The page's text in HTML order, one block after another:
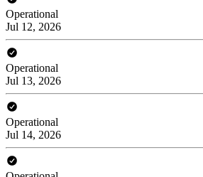
Operational
Jul 12, 2026
Operational
Jul 13, 2026
Operational
Jul 14, 2026